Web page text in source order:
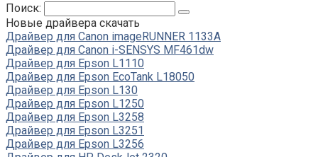
Поиск:
Новые драйвера скачать
Драйвер для Canon imageRUNNER 1133A
Драйвер для Canon i-SENSYS MF461dw
Драйвер для Epson L1110
Драйвер для Epson EcoTank L18050
Драйвер для Epson L130
Драйвер для Epson L1250
Драйвер для Epson L3258
Драйвер для Epson L3251
Драйвер для Epson L3256